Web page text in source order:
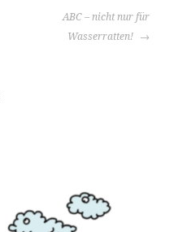
ABC – nicht nur für
Wasserratten!